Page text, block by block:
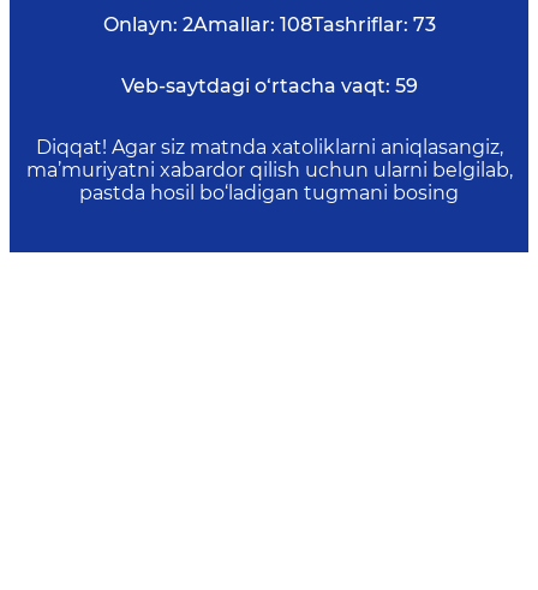
Onlayn: 2Amallar: 108Tashriflar: 73
Veb-saytdagi o‘rtacha vaqt: 59
Diqqat! Agar siz matnda xatoliklarni aniqlasangiz,
ma’muriyatni xabardor qilish uchun ularni belgilab,
pastda hosil bo‘ladigan tugmani bosing